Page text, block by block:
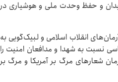
و حفظ وحدت ملی و هوشیاری در
انقلاب اسلامی و لبیک‌گویی به
نسبت به شهدا و مدافعان امنیت را
شعارهای مرگ بر آمریکا و مرگ بر